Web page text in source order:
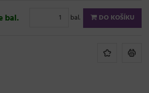
bal. bal. DO KOŠÍKU